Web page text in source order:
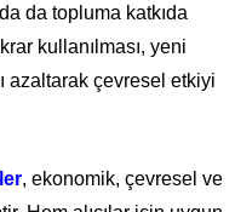
da topluma katkıda
kullanılması, yeni
azaltarak çevresel etkiyi
, ekonomik, çevresel ve